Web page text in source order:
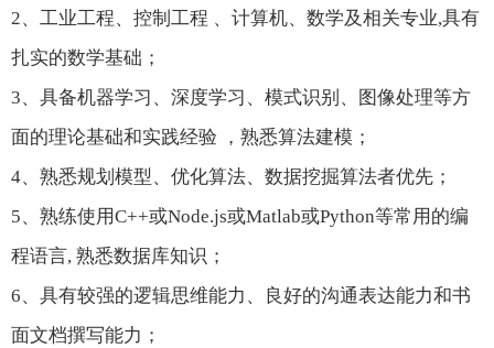
2、工业工程、控制工程 、计算机、数学及相关专业,具有
扎实的数学基础；
3、具备机器学习、深度学习、模式识别、图像处理等方
面的理论基础和实践经验 ，熟悉算法建模；
4、熟悉规划模型、优化算法、数据挖掘算法者优先；
5、熟练使用C++或Node.js或Matlab或Python等常用的编
程语言, 熟悉数据库知识；
6、具有较强的逻辑思维能力、良好的沟通表达能力和书
面文档撰写能力；